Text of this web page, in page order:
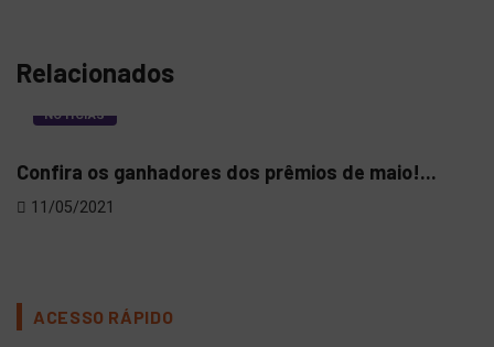
Relacionados
NOTÍCIAS
Confira os ganhadores dos prêmios de maio!...
11/05/2021
ACESSO RÁPIDO